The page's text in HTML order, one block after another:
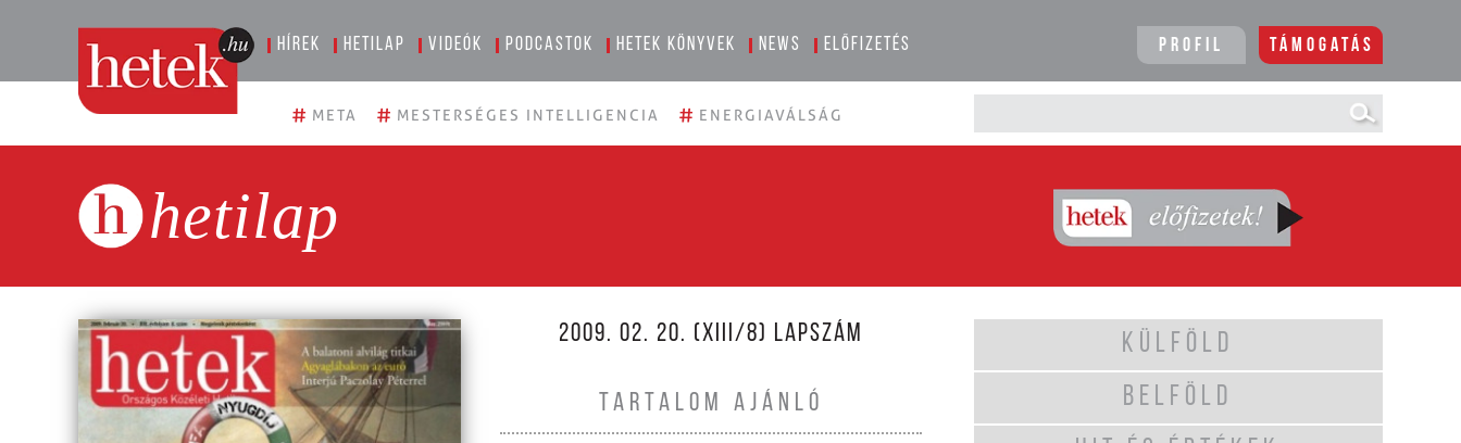
Hírek Hetilap Videók Podcastok Hetek könyvek News Előfizetés Profil Támogatás
# META # MESTERSÉGES INTELLIGENCIA # ENERGIAVÁLSÁG
hetilap
2009. 02. 20. (XIII/8) LAPSZÁM
TARTALOM AJÁNLÓ
KÜLFÖLD
BELFÖLD